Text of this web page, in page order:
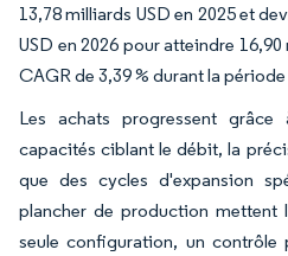
13,78 milliards USD en 2025 et
USD en 2026 pour atteindre
CAGR de 3,39 % durant la
Les achats progressent
capacités ciblant le débit, la
que des cycles d'expansion
plancher de production mettent
seule configuration, un